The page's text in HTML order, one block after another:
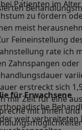
Patienten im Alter
zu fördern
meist
Feineinstellung
rate ich
Zahnspangen oder
erstreckt sich
mir Zeit für eine
mit Ihnen
für Erwachsene
weit